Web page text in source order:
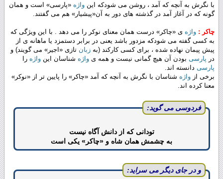
با نگرش به آنچه که آمد ، روشن می شودکه این واژه ‌«پارسی‌» است و همان
گونه که در آغاز آمد در گذشته های دور به آن«پیشیار‌» هم می گفتند.
چاکر : واژه ی ‌«چاکر‌» درست همان معنای نوکر را می دهد . با این ویژگی که
به کسی گفته می شودکه مزدور باشد یعنی در برابر دستمزد یا ماهانه ی از
پیش پیمان نهاده شده ، برای کسی کارکند (به زبان تازی «اجیر» می گویند) و
در پارسی بودن آن هیچ گمانی نیست و همه ی واژه شناسان این واژه را
پارسی دانسته اند.
برخی از واژه شناسان با نگرش به آنچه که آمد «چاکر» را پایین تر از «نوکر‌»
معنا کرده اند.
فردوسی می گوید:
تودانی که از دانش آگاه نیست
به چشمش همان شاه و «چاکر» یکی است
و در جای دیگر می سراید: